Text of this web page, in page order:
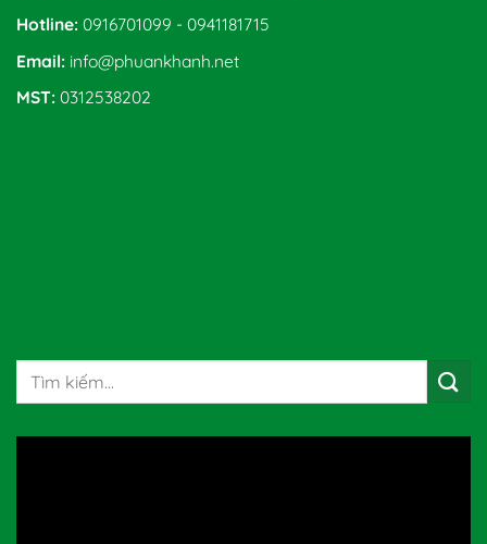
Hotline: 0916701099 - 0941181715
Email: info@phuankhanh.net
MST: 0312538202
Tìm